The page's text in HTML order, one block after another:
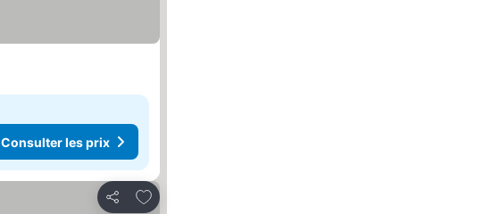
Consulter les prix
Partager
Ajouter à mes favoris